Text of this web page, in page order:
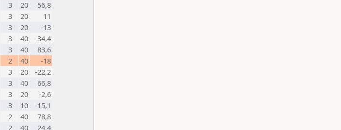
3 20
56,8
3 20
11
3 20
-13
3 40
34,4
3 40
83,6
2 40
-18
3 20
-22,2
3 40
66,8
3 20
-2,6
3 10
-15,1
2 40
78,8
2 40
24,4